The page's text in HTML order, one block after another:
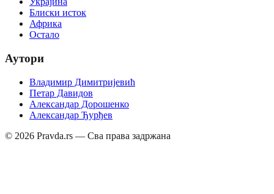
Блиски исток
Африка
Остало
Аутори
Владимир Димитријевић
Петар Давидов
Александар Дорошенко
Александар Ђурђев
© 2026 Pravda.rs — Сва права задржана